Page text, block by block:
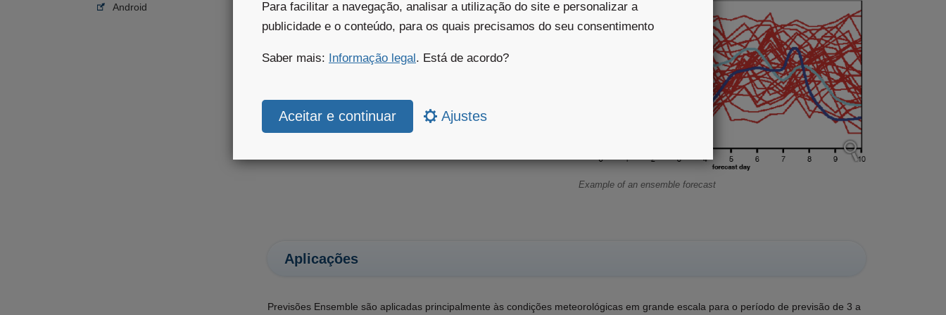
Para facilitar a navegação, analisar a utilização do site e personalizar a
publicidade e o conteúdo, para os quais precisamos do seu consentimento
Saber mais: Informação legal. Está de acordo?
Ajustes
Android
Example of an ensemble forecast
Aplicações
Previsões Ensemble são aplicadas principalmente às condições meteorológicas em grande escala para o período de previsão de 3 a